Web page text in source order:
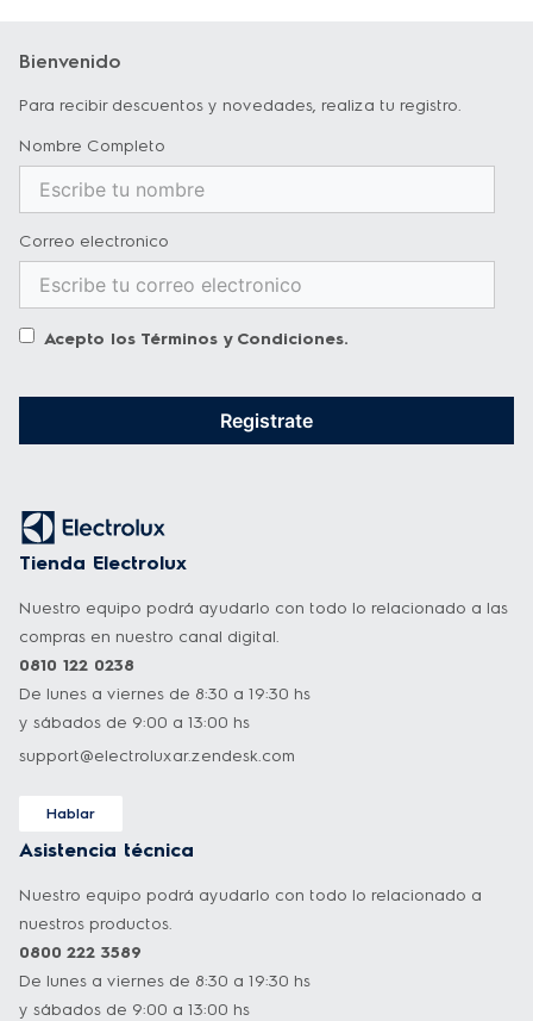
Bienvenido
Para recibir descuentos y novedades, realiza tu registro.
Nombre Completo
Correo electronico
Acepto los Términos y Condiciones.
Registrate
Tienda Electrolux
Nuestro equipo podrá ayudarlo con todo lo relacionado a las
compras en nuestro canal digital.
0810 122 0238
De lunes a viernes de 8:30 a 19:30 hs
y sábados de 9:00 a 13:00 hs
support@electroluxar.zendesk.com
Hablar
Asistencia técnica
Nuestro equipo podrá ayudarlo con todo lo relacionado a
nuestros productos.
0800 222 3589
De lunes a viernes de 8:30 a 19:30 hs
y sábados de 9:00 a 13:00 hs